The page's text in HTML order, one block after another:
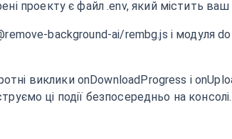
проекту є файл .env, який містить
background-ai/rembg.js і модуля
виклики onDownloadProgress і
ці події безпосередньо на консолі.